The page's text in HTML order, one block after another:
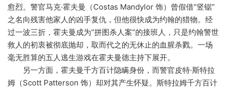
愈烈。警官马克·霍夫曼（Costas Mandylor 饰）曾假借“竖锯”
之名向残害他家人的凶手复仇，但他很快成为约翰的猎物。经
过一波三折，霍夫曼成为“拼图杀人案”的接班人，只是约翰警世
救人的初衷被彻底抛却，取而代之的无休止的血腥杀戮。一场
毫无胜算的五人逃生游戏在霍夫曼德主持下展开。
另一方面，霍夫曼千方百计隐瞒身份，而警官皮特·斯特拉
姆（Scott Patterson 饰）却对其产生怀疑。斯特拉姆千方百计